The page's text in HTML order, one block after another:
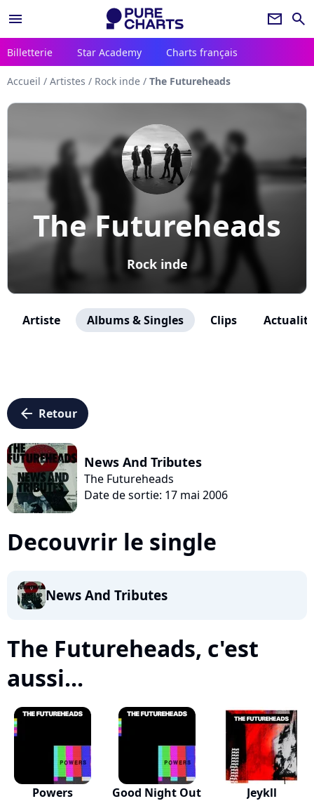
menu newsletter search
Billetterie Star Academy Charts français
Accueil / Artistes / Rock inde / The Futureheads
The Futureheads
Rock inde
Artiste Albums & Singles Clips
arrow_left Retour
News And Tributes
The Futureheads
Date de sortie: 17 mai 2006
Decouvrir le single
News And Tributes
The Futureheads, c'est
aussi...
Powers
Good Night Out
Jeykll